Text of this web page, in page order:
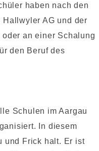
haben nach den
Hallwyler AG und der
an einer Schalung
den Beruf des
Schulen im Aargau
In diesem
und Frick halt. Er ist